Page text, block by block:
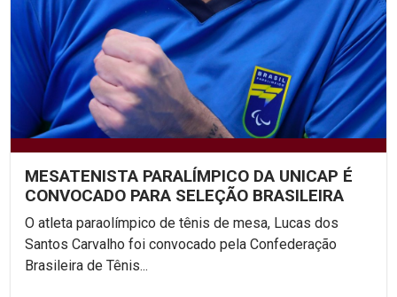
MESATENISTA PARALÍMPICO DA UNICAP É
CONVOCADO PARA SELEÇÃO BRASILEIRA
O atleta paraolímpico de tênis de mesa, Lucas dos
Santos Carvalho foi convocado pela Confederação
Brasileira de Tênis...